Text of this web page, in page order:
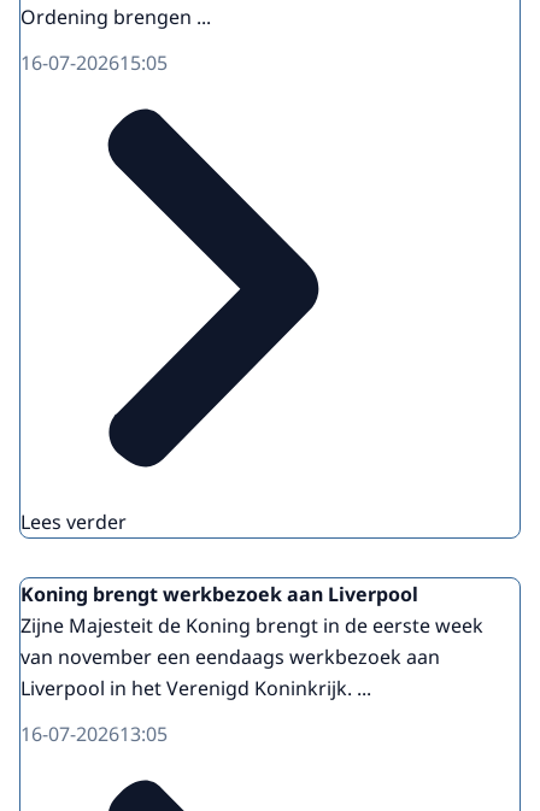
Ordening brengen ...
16-07-202615:05
Lees verder
Koning brengt werkbezoek aan Liverpool
Zijne Majesteit de Koning brengt in de eerste week
van november een eendaags werkbezoek aan
Liverpool in het Verenigd Koninkrijk. ...
16-07-202613:05